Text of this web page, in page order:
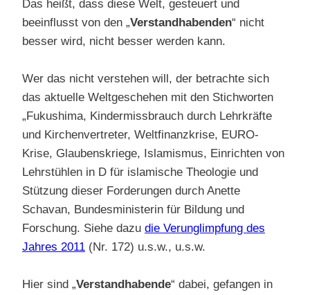
Das heißt, dass diese Welt, gesteuert und
beeinflusst von den „Verstandhabenden“ nicht
besser wird, nicht besser werden kann.
Wer das nicht verstehen will, der betrachte sich
das aktuelle Weltgeschehen mit den Stichworten
„Fukushima, Kindermissbrauch durch Lehrkräfte
und Kirchenvertreter, Weltfinanzkrise, EURO-
Krise, Glaubenskriege, Islamismus, Einrichten von
Lehrstühlen in D für islamische Theologie und
Stützung dieser Forderungen durch Anette
Schavan, Bundesministerin für Bildung und
Forschung. Siehe dazu die Verunglimpfung des
Jahres 2011 (Nr. 172) u.s.w., u.s.w.
Hier sind „Verstandhabende“ dabei, gefangen in